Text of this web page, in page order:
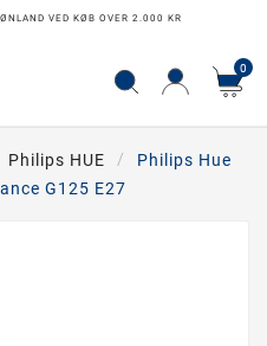
VED KØB OVER 2.000 KR
0
Philips HUE
Philips Hue
G125 E27